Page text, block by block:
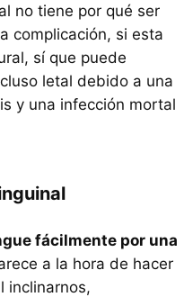
no tiene por qué ser
complicación, si esta
sí que puede
letal debido a una
y una infección mortal
fácilmente por una
a la hora de hacer
inclinarnos,